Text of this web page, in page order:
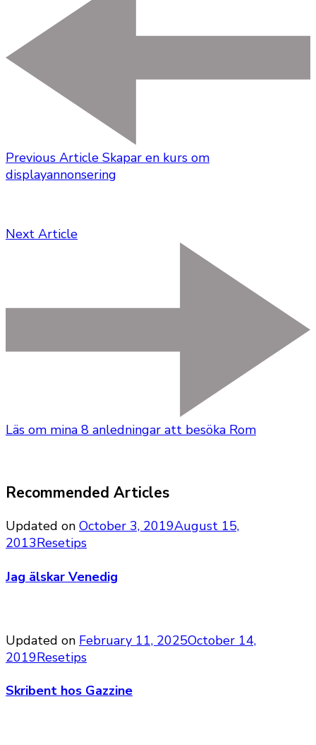
Previous Article Skapar en kurs om
displayannonsering
Next Article
Läs om mina 8 anledningar att besöka Rom
Recommended Articles
Updated on October 3, 2019August 15,
2013Resetips
Jag älskar Venedig
Updated on February 11, 2025October 14,
2019Resetips
Skribent hos Gazzine